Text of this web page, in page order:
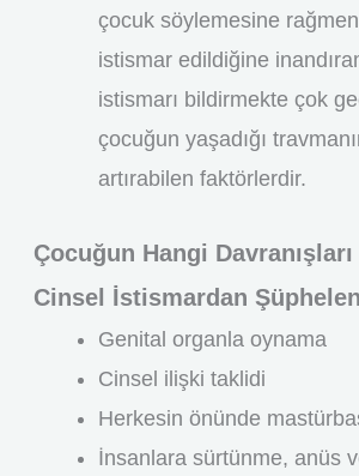
çocuk söylemesine
istismar edildiğine
istismarı bildirmekte çok
çocuğun yaşadığı
artırabilen faktörlerdir.
Çocuğun Hangi
Cinsel İstismardan
Genital organla oynama
Cinsel ilişki taklidi
Herkesin önünde
İnsanlara sürtünme, anüs